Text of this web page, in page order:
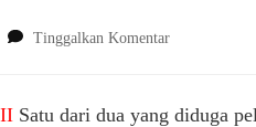
Tinggalkan Komentarpada
Roda
Satu dari dua yang diduga